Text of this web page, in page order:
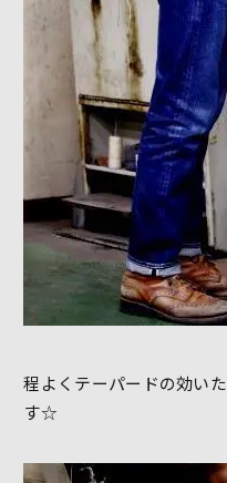
程よくテーパードの効い
す☆